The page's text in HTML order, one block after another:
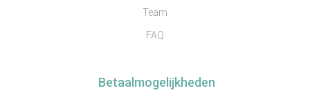
Team
FAQ
Betaalmogelijkheden